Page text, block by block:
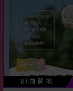
即 刻 開 搶